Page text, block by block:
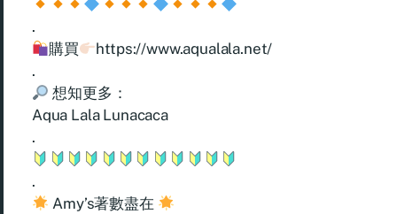
.
購買
https://www.aqualala.net/
.
想知更多：
Aqua Lala Lunacaca
.
.
Amy’s著數盡在